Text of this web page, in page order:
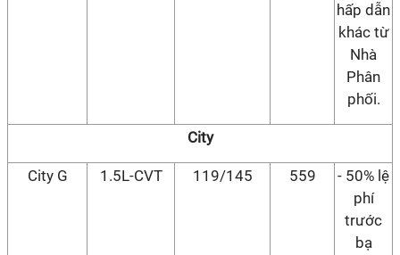
hấp dẫn
khác từ
Nhà
Phân
phối.
City
City G 1.5L-CVT 119/145 559
- 50% lệ
phí
trước
bạ